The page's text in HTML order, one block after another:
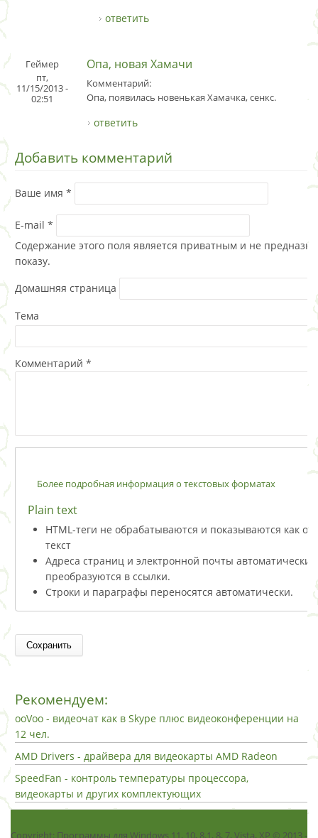
ответить
Геймер
пт,
11/15/2013 -
02:51
Опа, новая Хамачи
Комментарий:
Опа, появилась новенькая Хамачка, сенкс.
ответить
Добавить комментарий
Ваше имя *
E-mail *
Содержание этого поля является приватным и не
показу.
Домашняя страница
Тема
Комментарий *
Более подробная информация о текстовых форматах
Plain text
HTML-теги не обрабатываются и показываются как
текст
Адреса страниц и электронной почты автоматически
преобразуются в ссылки.
Строки и параграфы переносятся автоматически.
Рекомендуем:
ooVoo - видеочат как в Skype плюс видеоконференции на
12 чел.
AMD Drivers - драйвера для видеокарты AMD Radeon
SpeedFan - контроль температуры процессора,
видеокарты и других комплектующих
Copyright: Программы для Windows 11, 10, 8.1, 8, 7, Vista, ХР © 2013 -